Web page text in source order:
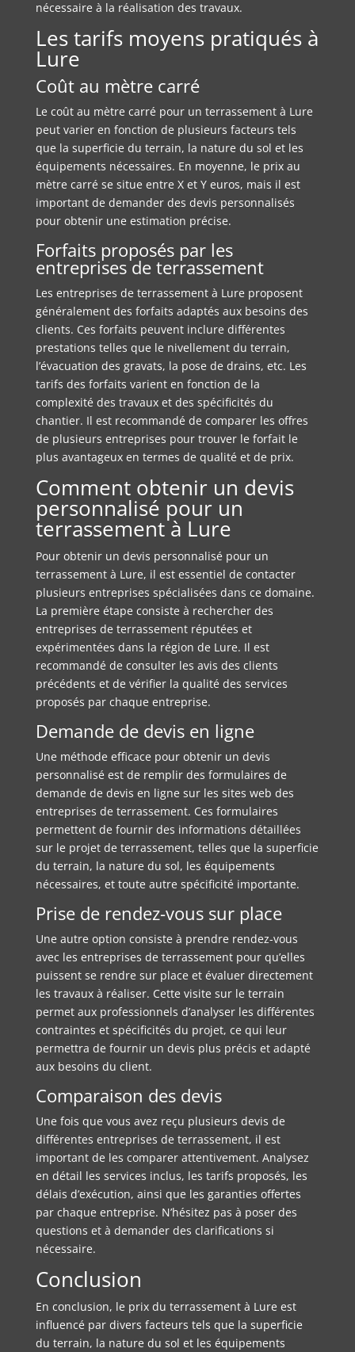
nécessaire à la réalisation des travaux.
Les tarifs moyens pratiqués à
Lure
Coût au mètre carré
Le coût au mètre carré pour un terrassement à Lure
peut varier en fonction de plusieurs facteurs tels
que la superficie du terrain, la nature du sol et les
équipements nécessaires. En moyenne, le prix au
mètre carré se situe entre X et Y euros, mais il est
important de demander des devis personnalisés
pour obtenir une estimation précise.
Forfaits proposés par les
entreprises de terrassement
Les entreprises de terrassement à Lure proposent
généralement des forfaits adaptés aux besoins des
clients. Ces forfaits peuvent inclure différentes
prestations telles que le nivellement du terrain,
l’évacuation des gravats, la pose de drains, etc. Les
tarifs des forfaits varient en fonction de la
complexité des travaux et des spécificités du
chantier. Il est recommandé de comparer les offres
de plusieurs entreprises pour trouver le forfait le
plus avantageux en termes de qualité et de prix.
Comment obtenir un devis
personnalisé pour un
terrassement à Lure
Pour obtenir un devis personnalisé pour un
terrassement à Lure, il est essentiel de contacter
plusieurs entreprises spécialisées dans ce domaine.
La première étape consiste à rechercher des
entreprises de terrassement réputées et
expérimentées dans la région de Lure. Il est
recommandé de consulter les avis des clients
précédents et de vérifier la qualité des services
proposés par chaque entreprise.
Demande de devis en ligne
Une méthode efficace pour obtenir un devis
personnalisé est de remplir des formulaires de
demande de devis en ligne sur les sites web des
entreprises de terrassement. Ces formulaires
permettent de fournir des informations détaillées
sur le projet de terrassement, telles que la superficie
du terrain, la nature du sol, les équipements
nécessaires, et toute autre spécificité importante.
Prise de rendez-vous sur place
Une autre option consiste à prendre rendez-vous
avec les entreprises de terrassement pour qu’elles
puissent se rendre sur place et évaluer directement
les travaux à réaliser. Cette visite sur le terrain
permet aux professionnels d’analyser les différentes
contraintes et spécificités du projet, ce qui leur
permettra de fournir un devis plus précis et adapté
aux besoins du client.
Comparaison des devis
Une fois que vous avez reçu plusieurs devis de
différentes entreprises de terrassement, il est
important de les comparer attentivement. Analysez
en détail les services inclus, les tarifs proposés, les
délais d’exécution, ainsi que les garanties offertes
par chaque entreprise. N’hésitez pas à poser des
questions et à demander des clarifications si
nécessaire.
Conclusion
En conclusion, le prix du terrassement à Lure est
influencé par divers facteurs tels que la superficie
du terrain, la nature du sol et les équipements